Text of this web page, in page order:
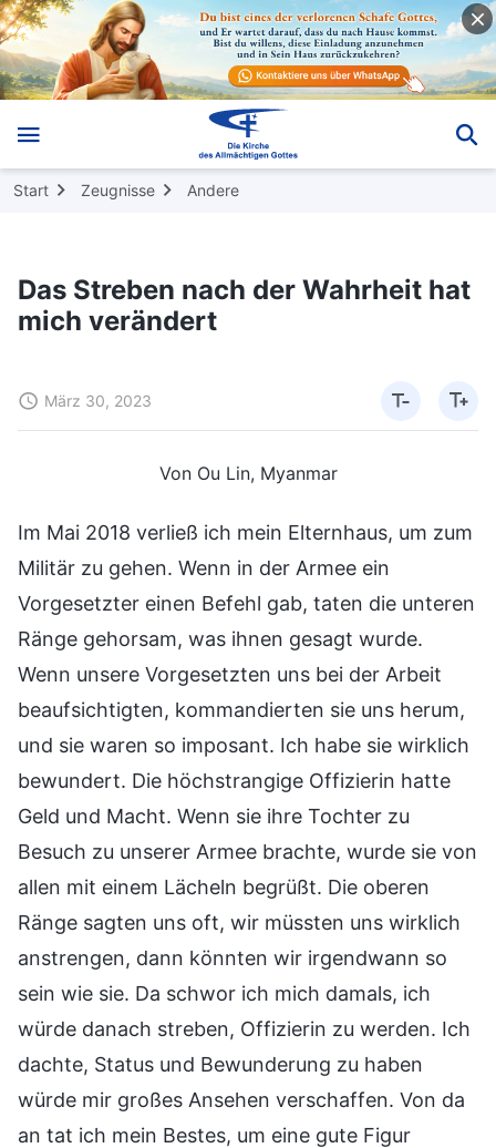
Start Zeugnisse Andere
Das Streben nach der Wahrheit hat
mich verändert
März 30, 2023
Von Ou Lin, Myanmar
Im Mai 2018 verließ ich mein Elternhaus, um zum
Militär zu gehen. Wenn in der Armee ein
Vorgesetzter einen Befehl gab, taten die unteren
Ränge gehorsam, was ihnen gesagt wurde.
Wenn unsere Vorgesetzten uns bei der Arbeit
beaufsichtigten, kommandierten sie uns herum,
und sie waren so imposant. Ich habe sie wirklich
bewundert. Die höchstrangige Offizierin hatte
Geld und Macht. Wenn sie ihre Tochter zu
Besuch zu unserer Armee brachte, wurde sie von
allen mit einem Lächeln begrüßt. Die oberen
Ränge sagten uns oft, wir müssten uns wirklich
anstrengen, dann könnten wir irgendwann so
sein wie sie. Da schwor ich mich damals, ich
würde danach streben, Offizierin zu werden. Ich
dachte, Status und Bewunderung zu haben
würde mir großes Ansehen verschaffen. Von da
an tat ich mein Bestes, um eine gute Figur